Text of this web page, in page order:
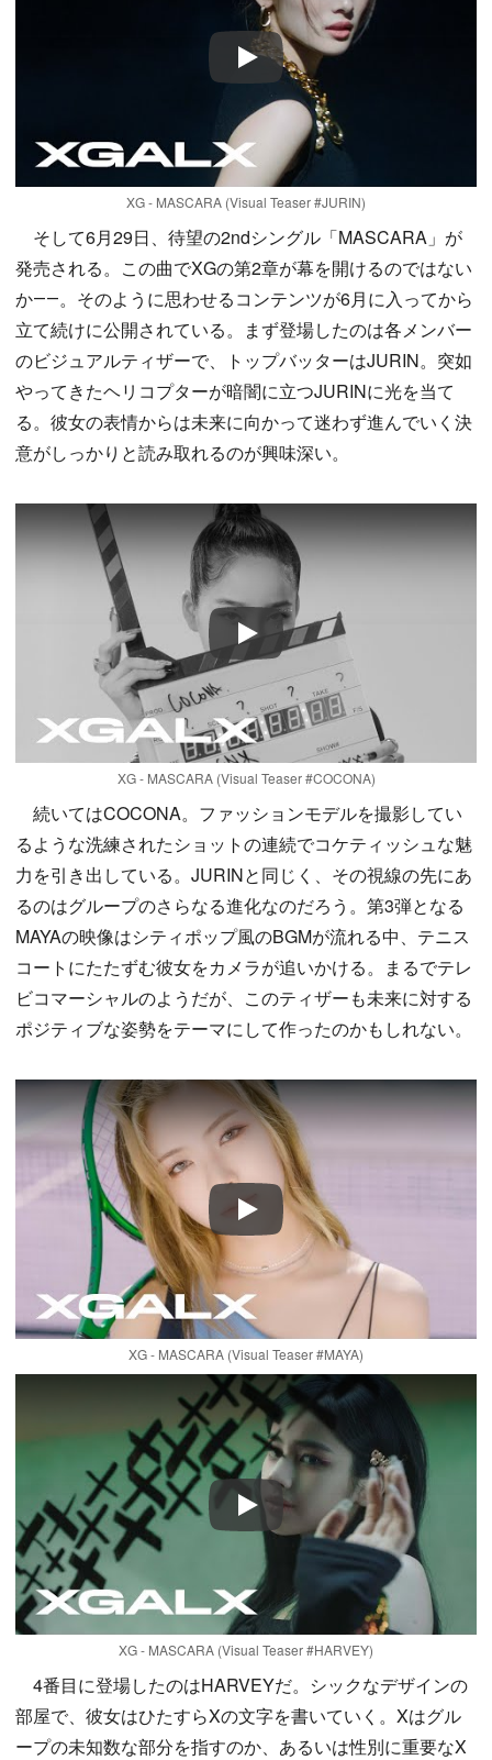
Play
XG - MASCARA (Visual Teaser #JURIN)
そして6月29日、待望の2ndシングル「MASCARA」が
発売される。この曲でXGの第2章が幕を開けるのではない
か――。そのように思わせるコンテンツが6月に入ってから
立て続けに公開されている。まず登場したのは各メンバー
のビジュアルティザーで、トップバッターはJURIN。突如
やってきたヘリコプターが暗闇に立つJURINに光を当て
る。彼女の表情からは未来に向かって迷わず進んでいく決
意がしっかりと読み取れるのが興味深い。
Play
XG - MASCARA (Visual Teaser #COCONA)
続いてはCOCONA。ファッションモデルを撮影してい
るような洗練されたショットの連続でコケティッシュな魅
力を引き出している。JURINと同じく、その視線の先にあ
るのはグループのさらなる進化なのだろう。第3弾となる
MAYAの映像はシティポップ風のBGMが流れる中、テニス
コートにたたずむ彼女をカメラが追いかける。まるでテレ
ビコマーシャルのようだが、このティザーも未来に対する
ポジティブな姿勢をテーマにして作ったのかもしれない。
Play
XG - MASCARA (Visual Teaser #MAYA)
Play
XG - MASCARA (Visual Teaser #HARVEY)
4番目に登場したのはHARVEYだ。シックなデザインの
部屋で、彼女はひたすらXの文字を書いていく。Xはグル
ープの未知数な部分を指すのか、あるいは性別に重要なX